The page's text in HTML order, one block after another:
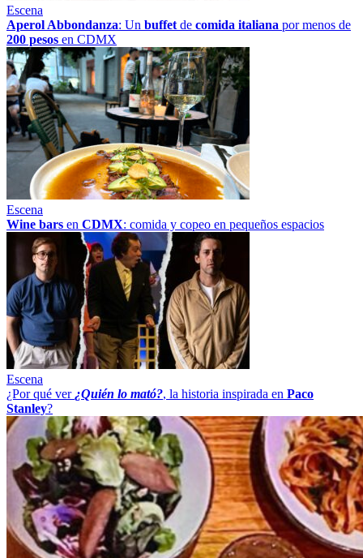
Escena
Aperol Abbondanza: Un buffet de comida italiana por menos de
200 pesos en CDMX
Escena
Wine bars en CDMX: comida y copeo en pequeños espacios
Escena
¿Por qué ver ¿Quién lo mató?, la historia inspirada en Paco
Stanley?